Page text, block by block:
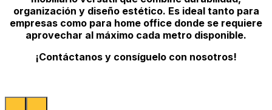
organización y diseño estético. Es ideal tanto para
empresas como para home office donde se requiere
aprovechar al máximo cada metro disponible.
¡Contáctanos y consíguelo con nosotros!